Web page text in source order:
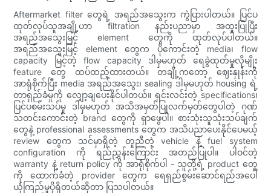
Aftermarket filter တွေရဲ့ အရည်အသွေးက ကွဲပြားပါတယ်။ ပြင်ပ
ထုတ်လုပ်သူအချို့ဟာ filtration နည်းပညာမှာ အထူးပြုပြီး
အရည်အသွေးမြင့် element တွေကို ထုတ်လုပ်ပါတယ်။
အရည်အသွေးမြင့် element တွေက ပိုကောင်းတဲ့ media၊ flow
capacity မြင့်တဲ့ flow capacity ဒါမှမဟုတ် ရေခွဲထုတ်မှုလိုမျိုး
feature တွေ ထပ်ထည့်ထားတယ်။ တချို့ကတော့ ဈေးနှုန်းကို
အာရုံစိုက်ပြီး media အရည်အသွေး၊ sealing ဒါမှမဟုတ် housing ရဲ့
တာရှည်ခံမှုကို လျှော့ချပေးနိုင်ပါတယ်။ ရှင်းလင်းတဲ့ specifications၊
ပြင်ပစမ်းသပ်မှု ဒါမှမဟုတ် အသိအမှတ်ပြုလက်မှတ်တွေပါတဲ့ ဂုဏ်
သတင်းကောင်းတဲ့ brand တွေကို ရှာဖွေပါ။ စားသုံးသူသုံးသပ်ချက်
တွေနဲ့ professional assessments တွေက အသိပညာပေးနိုင်ပေမယ့်
review တွေက သင်မှာရှိတဲ့ တူညီတဲ့ vehicle နဲ့ fuel system
configuration ကို ရည်ညွှန်းကြောင်း အတည်ပြုပါ။ ပါဝင်တဲ့
warranty နဲ့ return policy ကို အာရုံစိုက်ပါ - သူတို့ရဲ့ product တွေ
ကို ထောက်ခံတဲ့ provider တွေက ရေရှည်စွမ်းဆောင်ရည်အပေါ်
ယုံကြည်မှုပိုရှိတယ်ဆိုတာ ပြသပါတယ်။